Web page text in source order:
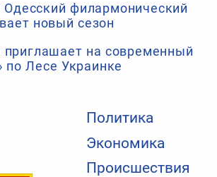
Политика
Экономика
Происшествия
филармонический
новый сезон
приглашает на современный
по Лесе Украинке